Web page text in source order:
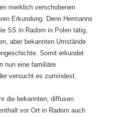
merklich verschobenen
Erkundung. Denn Hermanns
SS in Radom in Polen tätig,
aber bekannten Umstände
Somit erkundet
nun eine familiäre
versucht es zumindest.
die bekannten, diffusen
vor Ort in Radom auch